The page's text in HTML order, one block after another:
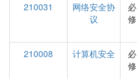
210031
网络安全协
议
必
修
210008
计算机安全
必
修